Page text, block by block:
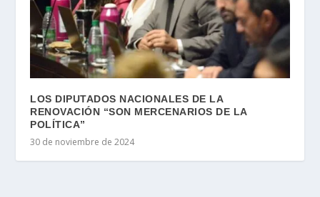
LOS DIPUTADOS NACIONALES DE LA
RENOVACIÓN “SON MERCENARIOS DE LA
POLÍTICA”
30 de noviembre de 2024